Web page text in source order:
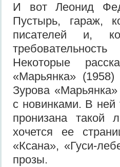
И вот Леонид
Пустырь, гараж,
писателей и,
Некоторые
«Марьянка»
Зурова
с новинками. В ней
про­низана такой
хочется ее
«Ксана», «Гуси-
прозы.